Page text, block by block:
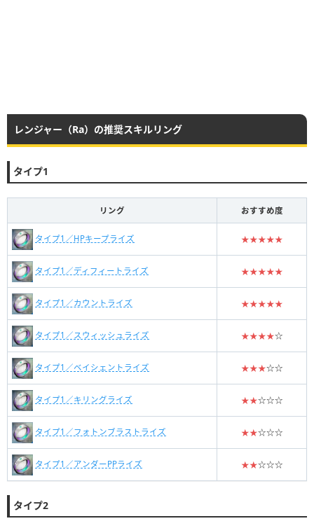
レンジャー（Ra）の推奨スキルリング
タイプ1
リング おすすめ度
タイプ1／HPキープライズ ★★★★★
タイプ1／ディフィートライズ ★★★★★
タイプ1／カウントライズ ★★★★★
タイプ1／スウィッシュライズ ★★★★☆
タイプ1／ベイシェントライズ ★★★☆☆
タイプ1／キリングライズ ★★☆☆☆
タイプ1／フォトンブラストライズ ★★☆☆☆
タイプ1／アンダーPPライズ ★★☆☆☆
タイプ2